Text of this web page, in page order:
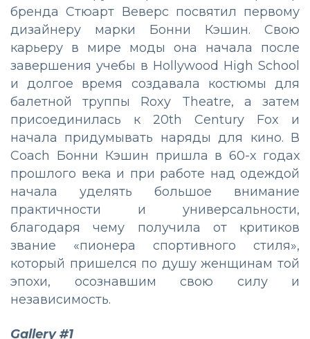
бренда Стюарт Веверс посвятил первому
дизайнеру марки Бонни Кэшин. Свою
карьеру в мире моды она начала после
завершения учебы в Hollywood High School
и долгое время создавала костюмы для
балетной труппы Roxy Theatre, а затем
присоединилась к 20th Century Fox и
начала придумывать наряды для кино. В
Coach Бонни Кэшин пришла в 60-х годах
прошлого века и при работе над одеждой
начала уделять большое внимание
практичности и универсальности,
благодаря чему получила от критиков
звание «пионера спортивного стиля»,
который пришелся по душу женщинам той
эпохи, осознавшим свою силу и
независимость.
Gallery #1